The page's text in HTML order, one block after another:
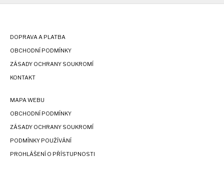
DOPRAVA A PLATBA
OBCHODNÍ PODMÍNKY
ZÁSADY OCHRANY SOUKROMÍ
KONTAKT
MAPA WEBU
OBCHODNÍ PODMÍNKY
ZÁSADY OCHRANY SOUKROMÍ
PODMÍNKY POUŽÍVÁNÍ
PROHLÁŠENÍ O PŘÍSTUPNOSTI